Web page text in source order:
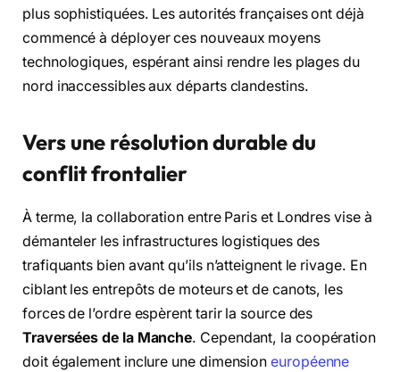
plus sophistiquées. Les autorités françaises ont déjà
commencé à déployer ces nouveaux moyens
technologiques, espérant ainsi rendre les plages du
nord inaccessibles aux départs clandestins.
Vers une résolution durable du
conflit frontalier
À terme, la collaboration entre Paris et Londres vise à
démanteler les infrastructures logistiques des
trafiquants bien avant qu’ils n’atteignent le rivage. En
ciblant les entrepôts de moteurs et de canots, les
forces de l’ordre espèrent tarir la source des
Traversées de la Manche. Cependant, la coopération
doit également inclure une dimensioneuropéenne